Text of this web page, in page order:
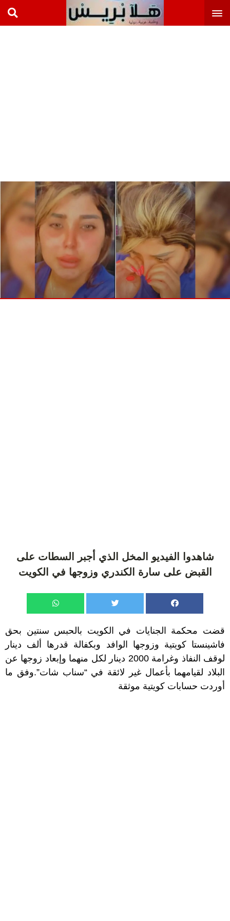
شاهدوا الفيديو المخل الذي أجبر السطات على
القبض على سارة الكندري وزوجها في الكويت
قضت محكمة الجنايات في الكويت بالحبس سنتين بحق
فاشينستا كويتية وزوجها الوافد وبكفالة قدرها ألف دينار
لوقف النفاذ وغرامة 2000 دينار لكل منهما وإبعاد زوجها عن
البلاد لقيامهما بأعمال غير لائقة في “سناب شات”.وفق ما
أوردت حسابات كويتية موثقة